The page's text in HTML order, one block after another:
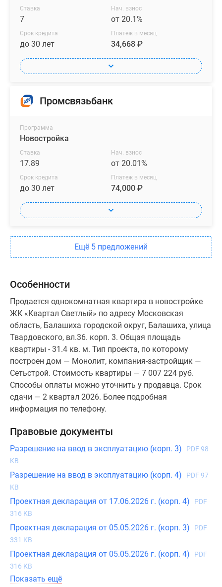
Ставка
7
Нач. взнос
от 20.1%
Срок кредита
до 30 лет
Платеж в месяц
34,668 ₽
Промсвязьбанк
Программа
Новостройка
Ставка
17.89
Нач. взнос
от 20.01%
Срок кредита
до 30 лет
Платеж в месяц
74,000 ₽
Ещё 5 предложений
Особенности
Продается однокомнатная квартира в новостройке
ЖК «Квартал Светлый» по адресу Московская
область, Балашиха городской округ, Балашиха, улица
Твардовского, вл.36. корп. 3. Общая площадь
квартиры - 31.4 кв. м. Тип проекта, по которому
построен дом — Монолит, компания-застройщик —
Сетьстрой. Стоимость квартиры — 7 007 224 руб.
Способы оплаты можно уточнить у продавца. Срок
сдачи — 2 квартал 2026. Более подробная
информация по телефону.
Правовые документы
Разрешение на ввод в эксплуатацию (корп. 3)
PDF 98
KB
Разрешение на ввод в эксплуатацию (корп. 4)
PDF 97
KB
Проектная декларация от 17.06.2026 г. (корп. 4)
PDF
316 KB
Проектная декларация от 05.05.2026 г. (корп. 3)
PDF
331 KB
Проектная декларация от 05.05.2026 г. (корп. 4)
PDF
316 KB
Показать ещё